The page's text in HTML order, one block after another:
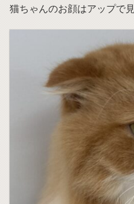
猫ちゃんのお顔はアップで